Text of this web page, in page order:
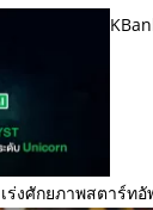
เร่งศักยภาพสตาร์ท